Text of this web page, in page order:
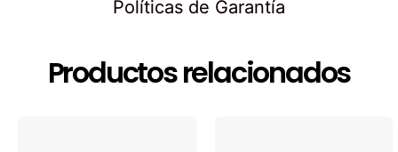
Políticas de Garantía
Productos relacionados